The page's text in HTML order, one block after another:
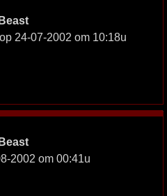
24-07-2002 om 10:18u
2002 om 00:41u